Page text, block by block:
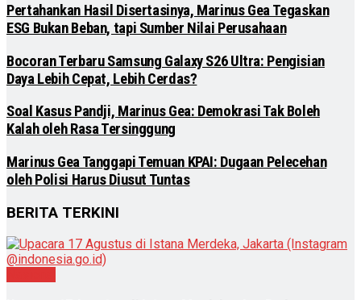
Pertahankan Hasil Disertasinya, Marinus Gea Tegaskan
ESG Bukan Beban, tapi Sumber Nilai Perusahaan
Bocoran Terbaru Samsung Galaxy S26 Ultra: Pengisian
Daya Lebih Cepat, Lebih Cerdas?
Soal Kasus Pandji, Marinus Gea: Demokrasi Tak Boleh
Kalah oleh Rasa Tersinggung
Marinus Gea Tanggapi Temuan KPAI: Dugaan Pelecehan
oleh Polisi Harus Diusut Tuntas
BERITA TERKINI